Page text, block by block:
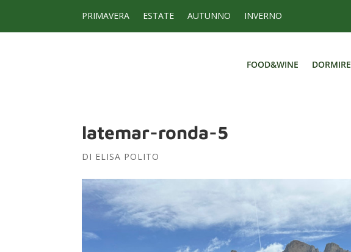
PRIMAVERA ESTATE AUTUNNO INVERNO
FOOD&WINE DORMIRE
latemar-ronda-5
DI ELISA POLITO